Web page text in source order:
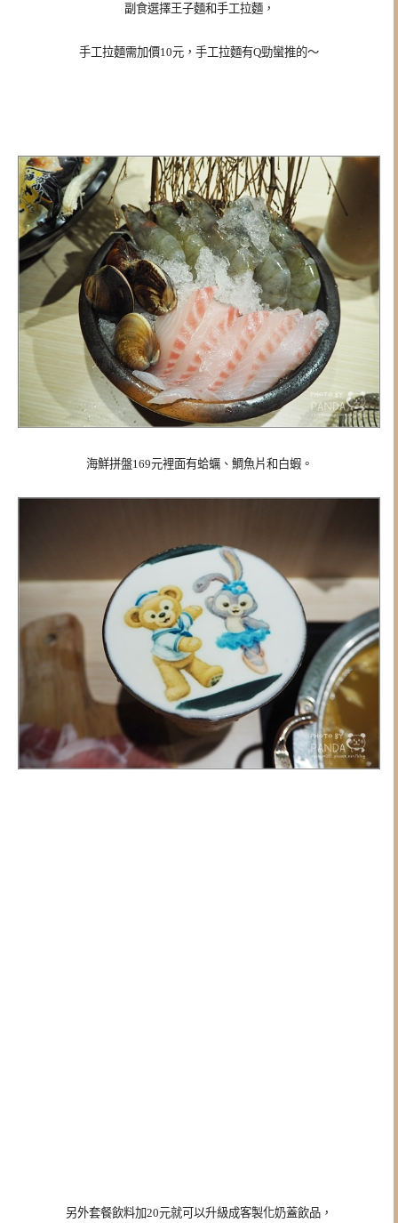
副食選擇王子麵和手工拉麵，
手工拉麵需加價10元，手工拉麵有Q勁蠻推的～
海鮮拼盤169元裡面有蛤蠣、鯛魚片和白蝦。
另外套餐飲料加20元就可以升級成客製化奶蓋飲品，